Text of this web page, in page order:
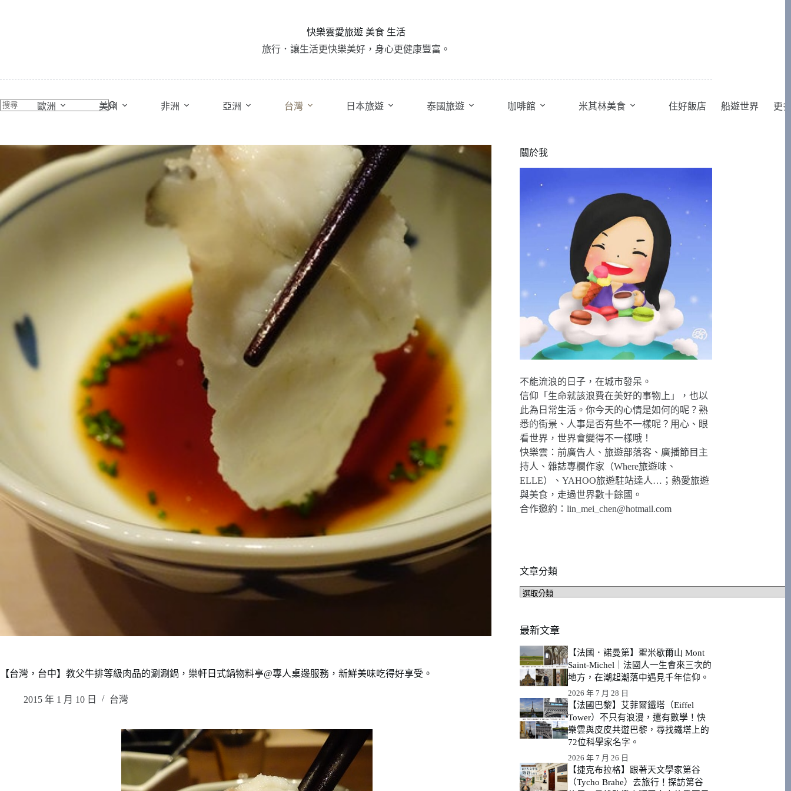
容
快樂雲愛旅遊 美食 生活
旅行．讓生活更快樂美好，身心更健康豐富。
歐洲 美州 非洲 亞洲 台灣 日本旅遊 泰國旅遊 咖啡館 米其林美食 住好飯店 船遊世界 更
【台灣，台中】教父牛排等級肉品的涮涮鍋，樂軒日式鍋物料亭@專人桌邊服務，新鮮美味吃得好享受。
2015 年 1 月 10 日 台灣
關於我
不能流浪的日子，在城市發呆。
信仰「生命就該浪費在美好的事物上」，也以
此為日常生活。你今天的心情是如何的呢？熟
悉的街景、人事是否有些不一樣呢？用心、眼
看世界，世界會變得不一樣哦！
快樂雲：前廣告人、旅遊部落客、廣播節目主
持人、雜誌專欄作家（Where旅遊味、
ELLE）、YAHOO旅遊駐站達人…；熱愛旅遊
與美食，走過世界數十餘國。
合作邀約：lin_mei_chen@hotmail.com
文章分類
文
類
最新文章
【法國．諾曼第】聖米歇爾山 Mont
Saint-Michel｜法國人一生會來三次的
地方，在潮起潮落中遇見千年信仰。
2026 年 7 月 28 日
【法國巴黎】艾菲爾鐵塔（Eiffel
Tower）不只有浪漫，還有數學！快
樂雲與皮皮共遊巴黎，尋找鐵塔上的
72位科學家名字。
2026 年 7 月 26 日
【捷克布拉格】跟著天文學家第谷
（Tycho Brahe）去旅行！探訪第谷